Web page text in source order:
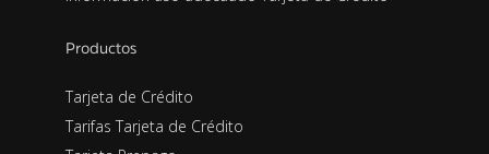
Productos
Tarjeta de Crédito
Tarifas Tarjeta de Crédito